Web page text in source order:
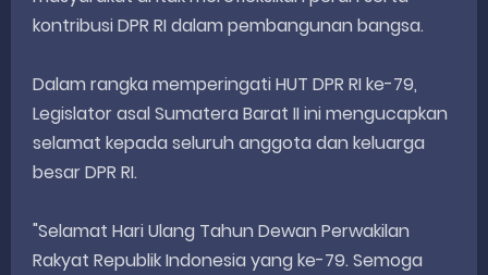
kontribusi DPR RI dalam pembangunan bangsa.
Dalam rangka memperingati HUT DPR RI ke-79,
Legislator asal Sumatera Barat II ini mengucapkan
selamat kepada seluruh anggota dan keluarga
besar DPR RI.
"Selamat Hari Ulang Tahun Dewan Perwakilan
Rakyat Republik Indonesia yang ke-79. Semoga